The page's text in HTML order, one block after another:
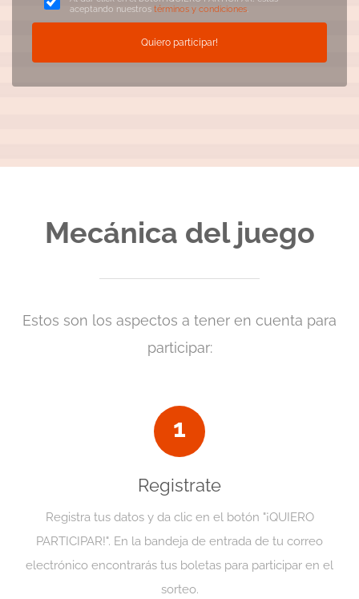
aceptando nuestros términos y condiciones.
Quiero participar!
Mecánica del juego
Estos son los aspectos a tener en cuenta para
participar:
1
Registrate
Registra tus datos y da clic en el botón "¡QUIERO
PARTICIPAR!". En la bandeja de entrada de tu correo
electrónico encontrarás tus boletas para participar en el
sorteo.